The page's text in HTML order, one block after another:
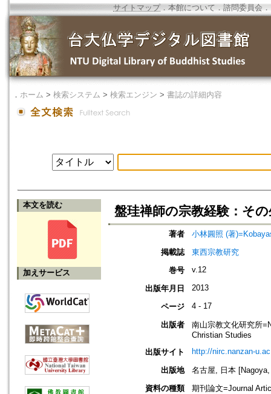
サイトマップ．本館について ． 諮問委員会 ．
． ホーム > 検索システム > 検索エンジン > 書誌の詳細内容
本文を読む
加えサービス
盤珪禅師の宗教経験：そ
著者
小林圓照 (著
掲載誌
東西宗教研究
巻号
v.12
出版年月日 2013
ページ 4 - 17
出版者
南山宗教文化研究所
Christian Studies
出版サイト
http://nirc.nanzan-
出版地
名古屋, 日本
資料の種類
期刊論文=Journal